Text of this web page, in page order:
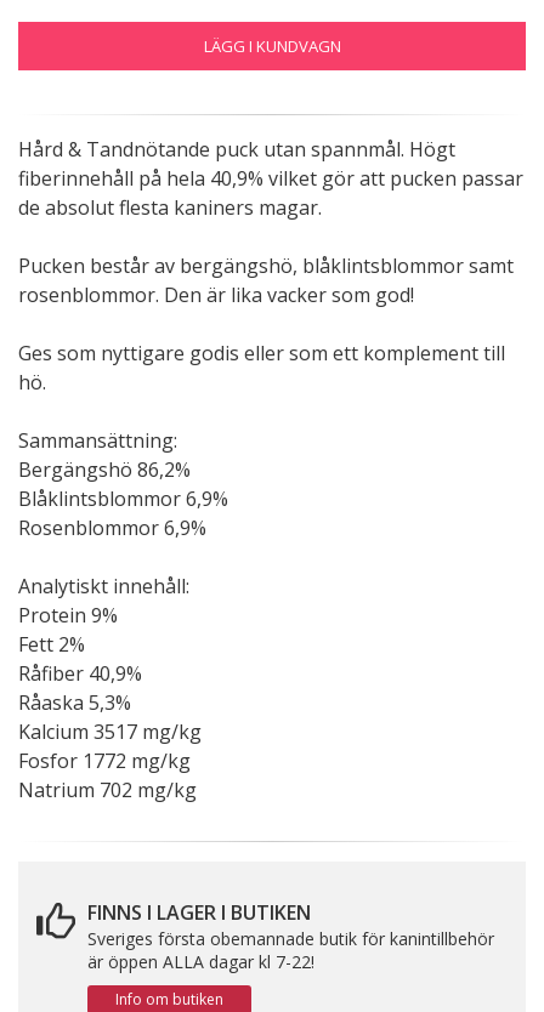
LÄGG I KUNDVAGN
Hård & Tandnötande puck utan spannmål. Högt
fiberinnehåll på hela 40,9% vilket gör att pucken passar
de absolut flesta kaniners magar.
Pucken består av bergängshö, blåklintsblommor samt
rosenblommor. Den är lika vacker som god!
Ges som nyttigare godis eller som ett komplement till
hö.
Sammansättning:
Bergängshö 86,2%
Blåklintsblommor 6,9%
Rosenblommor 6,9%
Analytiskt innehåll:
Protein 9%
Fett 2%
Råfiber 40,9%
Råaska 5,3%
Kalcium 3517 mg/kg
Fosfor 1772 mg/kg
Natrium 702 mg/kg
FINNS I LAGER I BUTIKEN
Sveriges första obemannade butik för kanintillbehör
är öppen ALLA dagar kl 7-22!
Info om butiken